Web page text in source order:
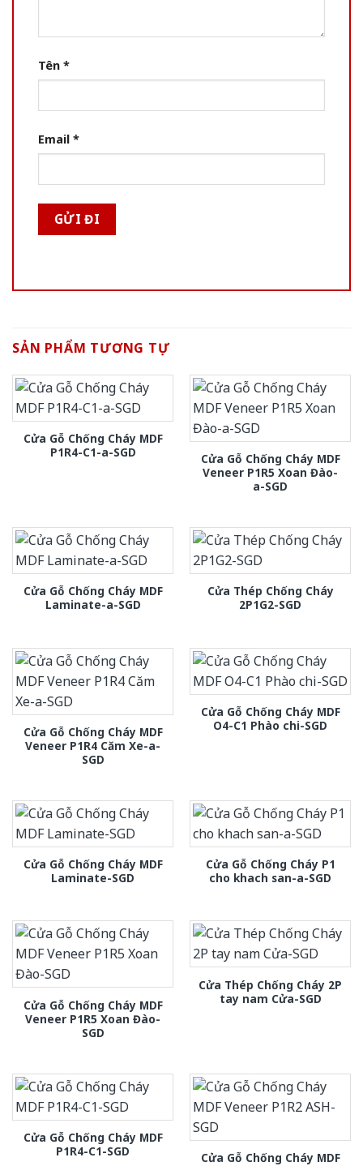
Tên *
Email *
SẢN PHẨM TƯƠNG TỰ
Cửa Gỗ Chống Cháy MDF
P1R4-C1-a-SGD
Cửa Gỗ Chống Cháy MDF
Veneer P1R5 Xoan Đào-
a-SGD
Cửa Gỗ Chống Cháy MDF
Laminate-a-SGD
Cửa Thép Chống Cháy
2P1G2-SGD
Cửa Gỗ Chống Cháy MDF
Veneer P1R4 Căm Xe-a-
SGD
Cửa Gỗ Chống Cháy MDF
O4-C1 Phào chi-SGD
Cửa Gỗ Chống Cháy MDF
Laminate-SGD
Cửa Gỗ Chống Cháy P1
cho khach san-a-SGD
Cửa Gỗ Chống Cháy MDF
Veneer P1R5 Xoan Đào-
SGD
Cửa Thép Chống Cháy 2P
tay nam Cửa-SGD
Cửa Gỗ Chống Cháy MDF
P1R4-C1-SGD
Cửa Gỗ Chống Cháy MDF